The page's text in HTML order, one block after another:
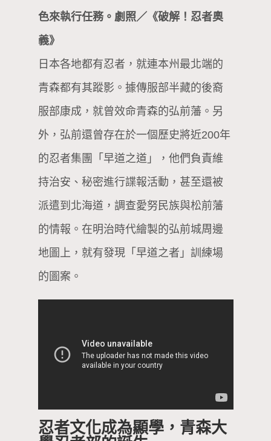
色來執行任務。劇照／《破解！忍者奧
義》
日本各地都有忍者，就連本州最北端的
青森都有其蹤影。據傳服部半藏的後裔
服部康成，就曾效命青森的弘前藩。另
外，弘前還曾存在於一個歷史將近200年
的忍者集團「早道之道」，他們負責維
持治安、秘密進行諜報活動，甚至還被
派遣到北海道，調查愛努民族與松前藩
的情報。在明治時代繪製的弘前城周邊
地圖上，就有發現「早道之者」訓練場
的圖案。
忍者文化成為顯學，青森大